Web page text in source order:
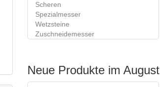
Scheren
Spezialmesser
Wetzsteine
Zuschneidemesser
Neue Produkte im August